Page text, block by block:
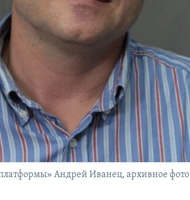
Андрей Иванец, архивное фото